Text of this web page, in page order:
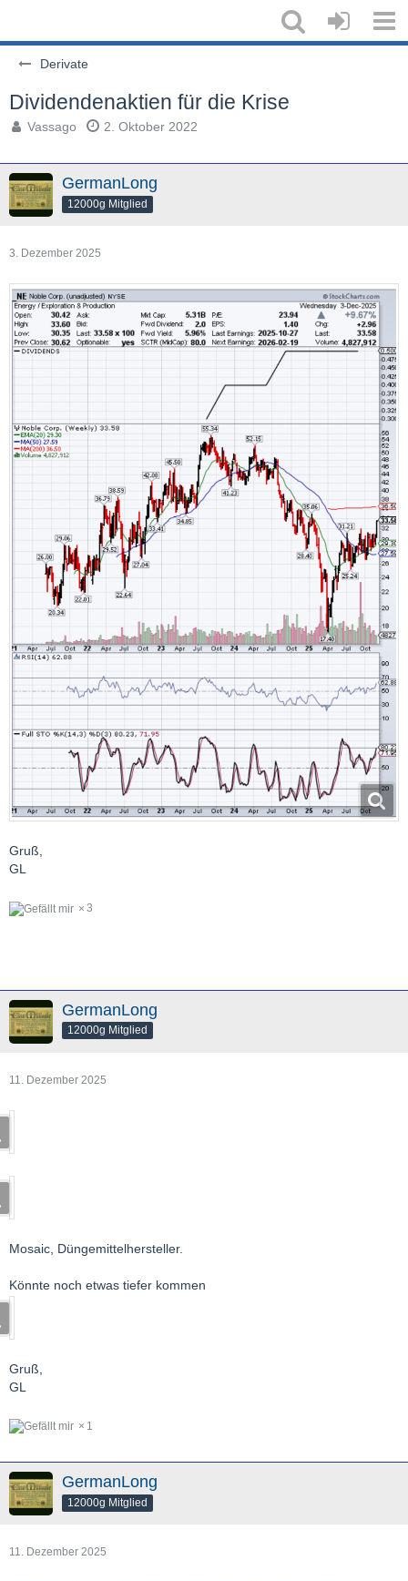
Derivate
Dividendenaktien für die Krise
Vassago 2. Oktober 2022
GermanLong
12000g Mitglied
3. Dezember 2025
Gruß,
GL
3
GermanLong
12000g Mitglied
11. Dezember 2025
Mosaic, Düngemittelhersteller.
Könnte noch etwas tiefer kommen
Gruß,
GL
1
GermanLong
12000g Mitglied
11. Dezember 2025